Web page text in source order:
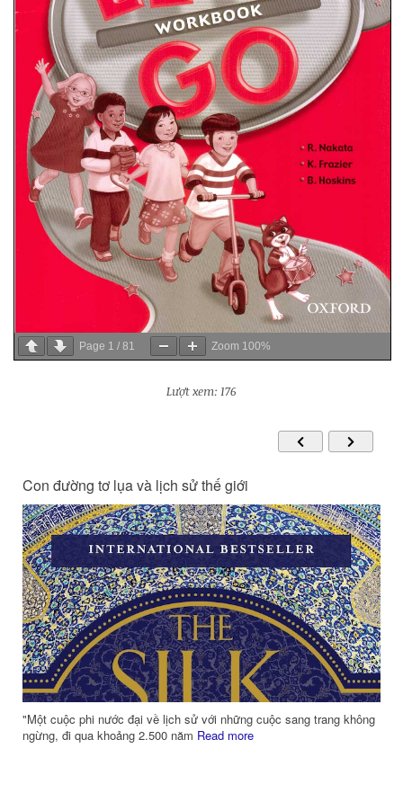
Page 1 / 81 Zoom 100%
Lượt xem: 176
Con đường tơ lụa và lịch sử thế giới
"Một cuộc phi nước đại về lịch sử với những cuộc sang trang không
ngừng, đi qua khoảng 2.500 năm Read more